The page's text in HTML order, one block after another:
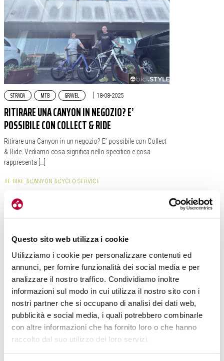
Questo sito web utilizza i cookie
Utilizziamo i cookie per personalizzare contenuti ed
annunci, per fornire funzionalità dei social media e per
analizzare il nostro traffico. Condividiamo inoltre
informazioni sul modo in cui utilizza il nostro sito con i
nostri partner che si occupano di analisi dei dati web,
pubblicità e social media, i quali potrebbero combinarle
con altre informazioni che ha fornito loro o che hanno
raccolto dal suo utilizzo dei loro servizi.
STRADA MTB GRAVEL | 18-08-2025
RITIRARE UNA CANYON IN NEGOZIO? E’
POSSIBILE CON COLLECT & RIDE
Ritirare una Canyon in un negozio? E’ possibile con Collect
& Ride. Vediamo cosa significa nello specifico e cosa
rappresenta […]
#E-BIKE #CANYON #CYCLO SERVICE
TUTTE LE CATEGORIE DEL MAGAZINE